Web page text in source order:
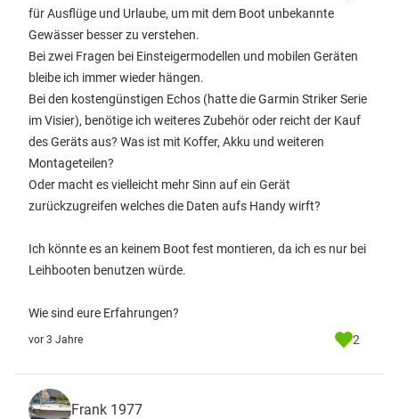
für Ausflüge und Urlaube, um mit dem Boot unbekannte
Gewässer besser zu verstehen.
Bei zwei Fragen bei Einsteigermodellen und mobilen Geräten
bleibe ich immer wieder hängen.
Bei den kostengünstigen Echos (hatte die Garmin Striker Serie
im Visier), benötige ich weiteres Zubehör oder reicht der Kauf
des Geräts aus? Was ist mit Koffer, Akku und weiteren
Montageteilen?
Oder macht es vielleicht mehr Sinn auf ein Gerät
zurückzugreifen welches die Daten aufs Handy wirft?
Ich könnte es an keinem Boot fest montieren, da ich es nur bei
Leihbooten benutzen würde.
Wie sind eure Erfahrungen?
vor 3 Jahre 2
Frank 1977